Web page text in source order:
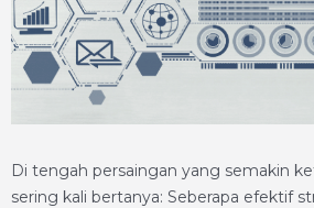
Di tengah persaingan yang semakin
sering kali bertanya: Seberapa efektif